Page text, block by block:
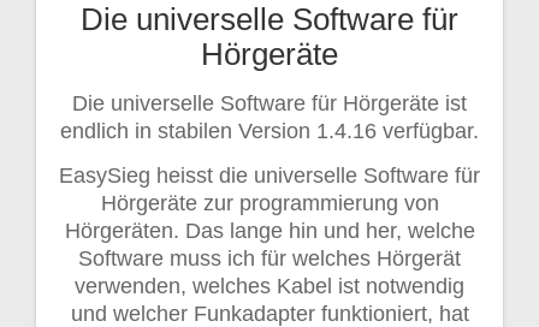
Die universelle Software für
Hörgeräte
Die universelle Software für Hörgeräte ist
endlich in stabilen Version 1.4.16 verfügbar.
EasySieg heisst die universelle Software für
Hörgeräte zur programmierung von
Hörgeräten. Das lange hin und her, welche
Software muss ich für welches Hörgerät
verwenden, welches Kabel ist notwendig
und welcher Funkadapter funktioniert, hat